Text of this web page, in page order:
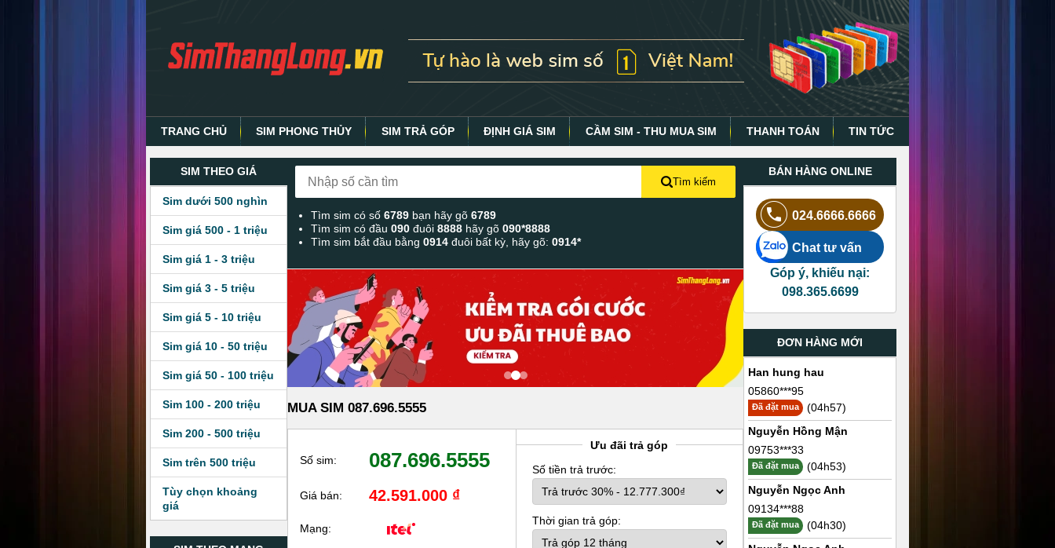
TRANG CHỦ SIM PHONG THỦY SIM TRẢ GÓP ĐỊNH GIÁ SIM CẦM SIM - THU MUA SIM THANH TOÁN TIN TỨC
SIM THEO GIÁ
Sim dưới 500 nghìn
Sim giá 500 - 1 triệu
Sim giá 1 - 3 triệu
Sim giá 3 - 5 triệu
Sim giá 5 - 10 triệu
Sim giá 10 - 50 triệu
Sim giá 50 - 100 triệu
Sim 100 - 200 triệu
Sim 200 - 500 triệu
Sim trên 500 triệu
Tùy chọn khoảng
giá
Tìm kiếm
Tìm sim có số6789 bạn hãy gõ6789
Tìm sim có đầu090đuôi8888 hãy gõ090*8888
Tìm sim bắt đầu bằng0914 đuôi bất kỳ, hãy gõ:0914*
MUA SIM 087.696.5555
Số sim: 087.696.5555
Giá bán: 42.591.000 ₫
Mạng:
Ưu đãi trả góp
Số tiền trả trước:
Thời gian trả góp:
BÁN HÀNG ONLINE
024.6666.6666
Chat tư vấn
Góp ý, khiếu nại:
098.365.6699
ĐƠN HÀNG MỚI
Han hung hau
05860***95
Đã đặt mua
(04h57)
Nguyễn Hồng Mận
09753***33
Đã đặt mua
(04h53)
Nguyễn Ngọc Anh
09134***88
Đã đặt mua
(04h30)